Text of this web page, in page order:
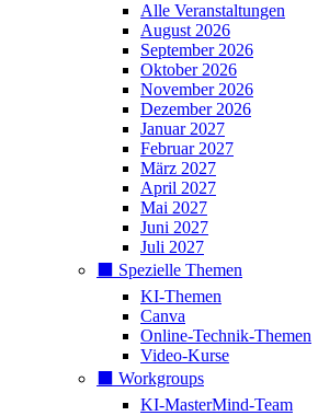
Alle Veranstaltungen
August 2026
September 2026
Oktober 2026
November 2026
Dezember 2026
Januar 2027
Februar 2027
März 2027
April 2027
Mai 2027
Juni 2027
Juli 2027
⬛️ Spezielle Themen
KI-Themen
Canva
Online-Technik-Themen
Video-Kurse
⬛️ Workgroups
KI-MasterMind-Team